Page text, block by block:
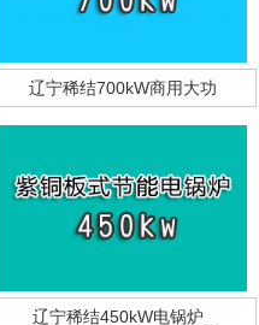
辽宁稀结700kW商用大功
辽宁稀结450kW电锅炉_